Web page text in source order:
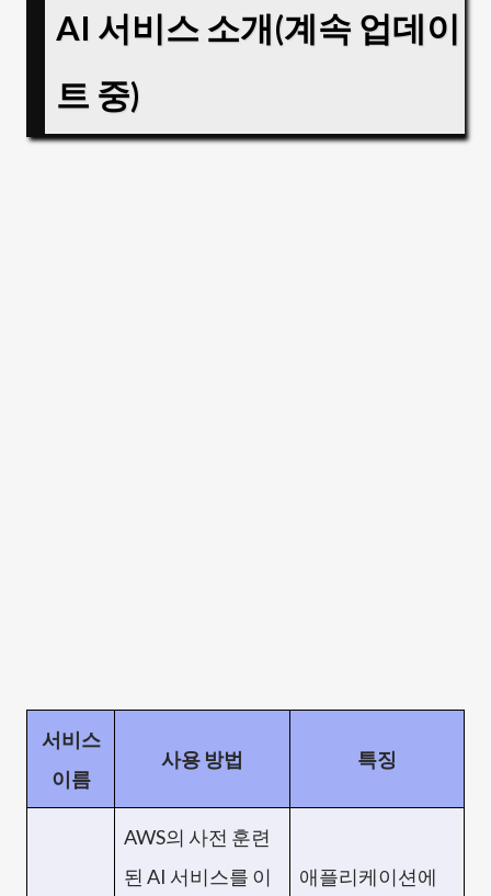
AI 서비스 소개(계속 업데이
트 중)
서비스
이름
사용 방법 특징
AWS의 사전 훈련
된 AI 서비스를 이
애플리케이션에